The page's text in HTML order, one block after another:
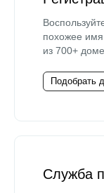
похожее
из 700+
Подобрать
Служба